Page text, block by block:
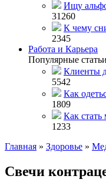
Ищу
31260
К чему
2345
Работа и Карьера
Популярные статьи
Клиенты
5542
Как
1809
Как
1233
Главная » Здоровье »
Свечи